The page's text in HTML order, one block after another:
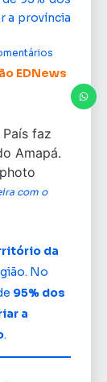
a província
EDNews
com o
da
No
95% dos
a
.